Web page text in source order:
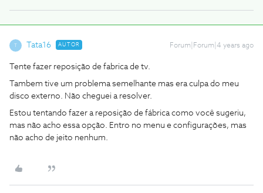
T Tata16 AUTOR Forum|Forum|4 years ago
Tente fazer reposição de fabrica de tv.
Tambem tive um problema semelhante mas era culpa do meu
disco externo. Não cheguei a resolver.
Estou tentando fazer a reposição de fábrica como você sugeriu,
mas não acho essa opção. Entro no menu e configurações, mas
não acho de jeito nenhum.